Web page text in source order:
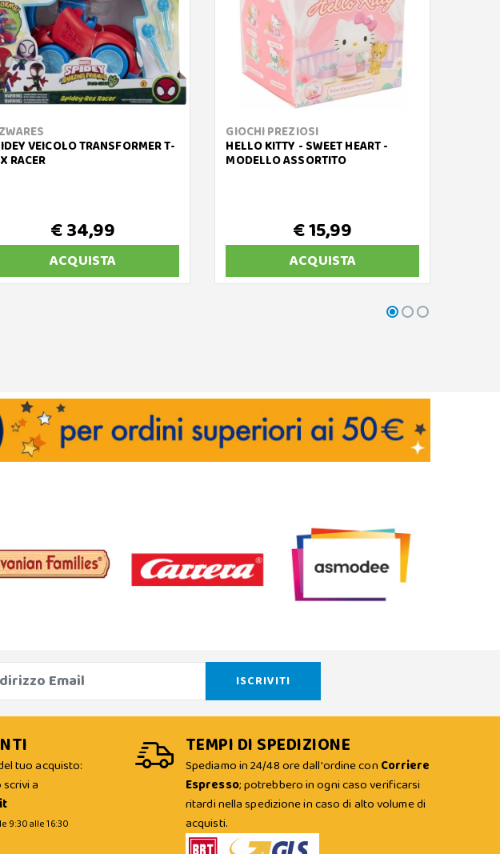
VEICOLO TRANSFORMER T-
RACER
€ 34,99
ACQUISTA
GIOCHI PREZIOSI
HELLO KITTY - SWEET HEART -
MODELLO ASSORTITO
€ 15,99
ACQUISTA
tuo acquisto:
scrivi a
9:30 alle 16:30
TEMPI DI SPEDIZIONE
Spediamo in 24/48 ore dall'ordine con Corriere
Espresso; potrebbero in ogni caso verificarsi
ritardi nella spedizione in caso di alto volume di
acquisti.